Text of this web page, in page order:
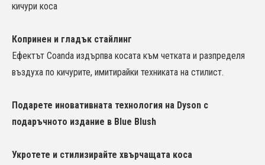
кичури коса
Копринен и гладък стайлинг
Ефектът Coanda издърпва косата към четката и разпределя
въздуха по кичурите, имитирайки техниката на стилист.
Подарете иновативната технология на Dyson с
подаръчното издание в Blue Blush
Укротете и стилизирайте хвърчащата коса